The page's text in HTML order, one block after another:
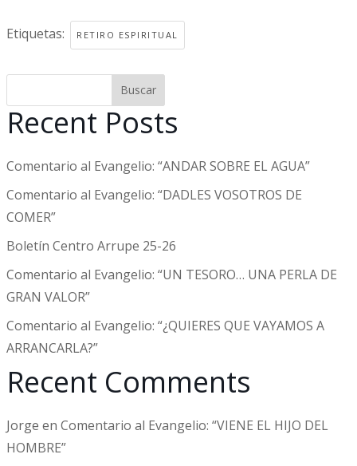
Etiquetas: RETIRO ESPIRITUAL
Buscar
Recent Posts
Comentario al Evangelio: “ANDAR SOBRE EL AGUA”
Comentario al Evangelio: “DADLES VOSOTROS DE
COMER”
Boletín Centro Arrupe 25-26
Comentario al Evangelio: “UN TESORO… UNA PERLA DE
GRAN VALOR”
Comentario al Evangelio: “¿QUIERES QUE VAYAMOS A
ARRANCARLA?”
Recent Comments
Jorge en Comentario al Evangelio: “VIENE EL HIJO DEL
HOMBRE”